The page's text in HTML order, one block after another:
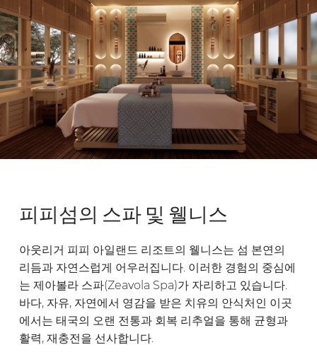
피피섬의 스파 및 웰니스
아웃리거 피피 아일랜드 리조트의 웰니스는 섬 본연의
리듬과 자연스럽게 어우러집니다. 이러한 경험의 중심에
는 제아볼라 스파(Zeavola Spa)가 자리하고 있습니다.
바다, 자유, 자연에서 영감을 받은 치유의 안식처인 이곳
에서는 태국의 오랜 전통과 회복 리추얼을 통해 균형과
활력, 재충전을 선사합니다.